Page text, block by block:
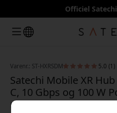
Officiel
Varenr.: ST-HXRSDM 5.0 (1)
Satechi Mobile XR
C, 10 Gbps og 100 W
mobile enheder og